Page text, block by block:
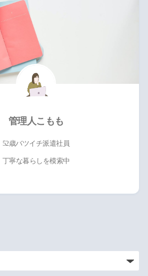
管理人こもも
52歳バツイチ派遣社員
丁寧な暮らしを模索中